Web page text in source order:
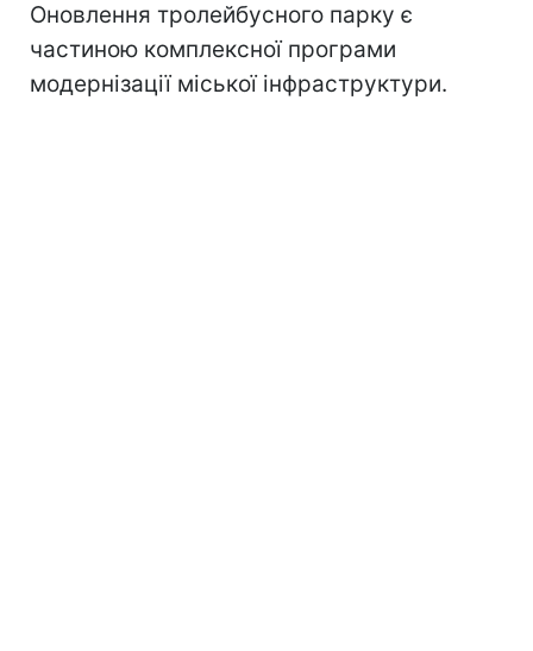
Оновлення тролейбусного парку є
частиною комплексної програми
модернізації міської інфраструктури.